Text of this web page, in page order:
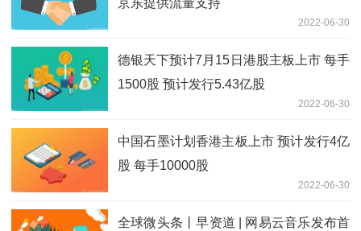
京东提供流量支持
2022-06-30
德银天下预计7月15日港股主板上市 每手
1500股 预计发行5.43亿股
2022-06-30
中国石墨计划香港主板上市 预计发行4亿
股 每手10000股
2022-06-30
全球微头条丨早资道 | 网易云音乐发布首